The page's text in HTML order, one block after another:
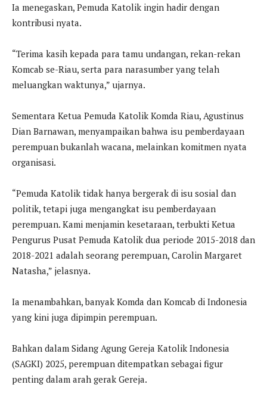
Ia menegaskan, Pemuda Katolik ingin hadir dengan
kontribusi nyata.
“Terima kasih kepada para tamu undangan, rekan-rekan
Komcab se-Riau, serta para narasumber yang telah
meluangkan waktunya,” ujarnya.
Sementara Ketua Pemuda Katolik Komda Riau, Agustinus
Dian Barnawan, menyampaikan bahwa isu pemberdayaan
perempuan bukanlah wacana, melainkan komitmen nyata
organisasi.
“Pemuda Katolik tidak hanya bergerak di isu sosial dan
politik, tetapi juga mengangkat isu pemberdayaan
perempuan. Kami menjamin kesetaraan, terbukti Ketua
Pengurus Pusat Pemuda Katolik dua periode 2015-2018 dan
2018-2021 adalah seorang perempuan, Carolin Margaret
Natasha,” jelasnya.
Ia menambahkan, banyak Komda dan Komcab di Indonesia
yang kini juga dipimpin perempuan.
Bahkan dalam Sidang Agung Gereja Katolik Indonesia
(SAGKI) 2025, perempuan ditempatkan sebagai figur
penting dalam arah gerak Gereja.